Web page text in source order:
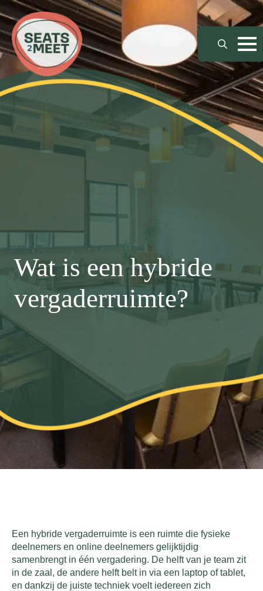
Search
for:
Wat is een hybride
vergaderruimte?
Een hybride vergaderruimte is een ruimte die fysieke
deelnemers en online deelnemers gelijktijdig
samenbrengt in één vergadering. De helft van je team zit
in de zaal, de andere helft belt in via een laptop of tablet,
en dankzij de juiste techniek voelt iedereen zich